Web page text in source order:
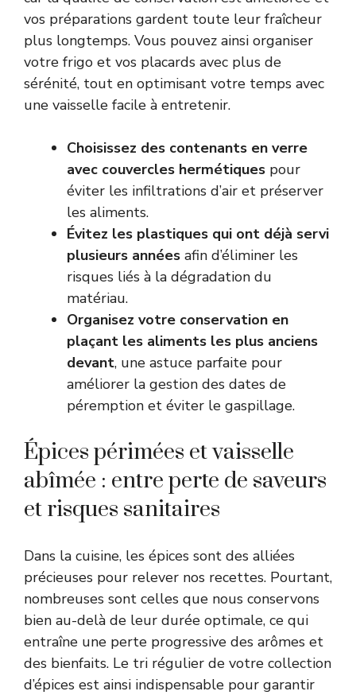
vos préparations gardent toute leur fraîcheur
plus longtemps. Vous pouvez ainsi organiser
votre frigo et vos placards avec plus de
sérénité, tout en optimisant votre temps avec
une vaisselle facile à entretenir.
Choisissez des contenants en verre
avec couvercles hermétiques pour
éviter les infiltrations d’air et préserver
les aliments.
Évitez les plastiques qui ont déjà servi
plusieurs années afin d’éliminer les
risques liés à la dégradation du
matériau.
Organisez votre conservation en
plaçant les aliments les plus anciens
devant, une astuce parfaite pour
améliorer la gestion des dates de
péremption et éviter le gaspillage.
Épices périmées et vaisselle
abîmée : entre perte de saveurs
et risques sanitaires
Dans la cuisine, les épices sont des alliées
précieuses pour relever nos recettes. Pourtant,
nombreuses sont celles que nous conservons
bien au-delà de leur durée optimale, ce qui
entraîne une perte progressive des arômes et
des bienfaits. Le tri régulier de votre collection
d’épices est ainsi indispensable pour garantir